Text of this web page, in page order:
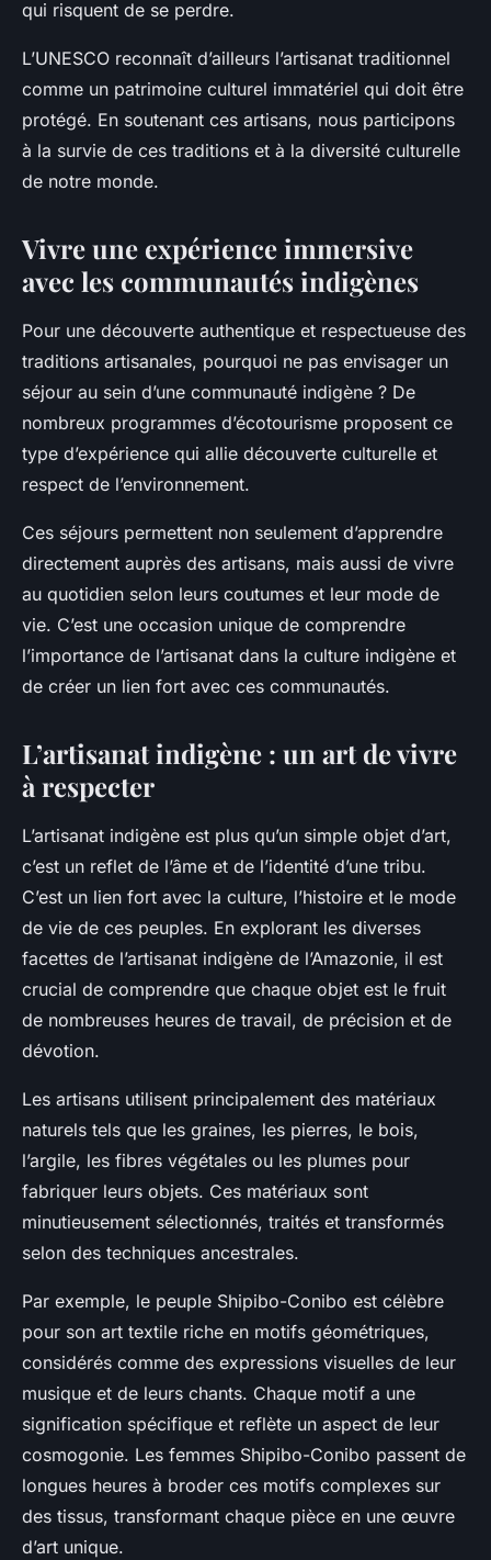
qui risquent de se perdre.
L’UNESCO reconnaît d’ailleurs l’artisanat traditionnel
comme un patrimoine culturel immatériel qui doit être
protégé. En soutenant ces artisans, nous participons
à la survie de ces traditions et à la diversité culturelle
de notre monde.
Vivre une expérience immersive
avec les communautés indigènes
Pour une découverte authentique et respectueuse des
traditions artisanales, pourquoi ne pas envisager un
séjour au sein d’une communauté indigène ? De
nombreux programmes d’écotourisme proposent ce
type d’expérience qui allie découverte culturelle et
respect de l’environnement.
Ces séjours permettent non seulement d’apprendre
directement auprès des artisans, mais aussi de vivre
au quotidien selon leurs coutumes et leur mode de
vie. C’est une occasion unique de comprendre
l’importance de l’artisanat dans la culture indigène et
de créer un lien fort avec ces communautés.
L’artisanat indigène : un art de vivre
à respecter
L’artisanat indigène est plus qu’un simple objet d’art,
c’est un reflet de l’âme et de l’identité d’une tribu.
C’est un lien fort avec la culture, l’histoire et le mode
de vie de ces peuples. En explorant les diverses
facettes de l’artisanat indigène de l’Amazonie, il est
crucial de comprendre que chaque objet est le fruit
de nombreuses heures de travail, de précision et de
dévotion.
Les artisans utilisent principalement des matériaux
naturels tels que les graines, les pierres, le bois,
l’argile, les fibres végétales ou les plumes pour
fabriquer leurs objets. Ces matériaux sont
minutieusement sélectionnés, traités et transformés
selon des techniques ancestrales.
Par exemple, le peuple Shipibo-Conibo est célèbre
pour son art textile riche en motifs géométriques,
considérés comme des expressions visuelles de leur
musique et de leurs chants. Chaque motif a une
signification spécifique et reflète un aspect de leur
cosmogonie. Les femmes Shipibo-Conibo passent de
longues heures à broder ces motifs complexes sur
des tissus, transformant chaque pièce en une œuvre
d’art unique.